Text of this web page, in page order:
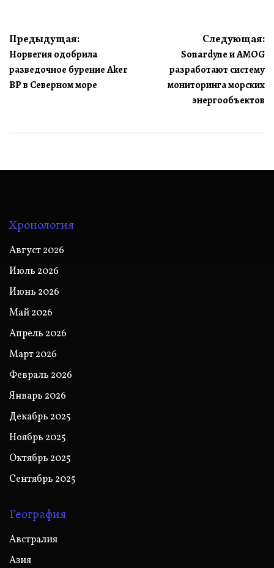
Навигация
по
записям
Предыдущая:
Норвегия одобрила
разведочное бурение Aker
BP в Северном море
Следующая:
Sonardyne и AMOG
разработают систему
мониторинга морских
энергообъектов
Хронология
Август 2026
Июль 2026
Июнь 2026
Май 2026
Апрель 2026
Март 2026
Февраль 2026
Январь 2026
Декабрь 2025
Ноябрь 2025
Октябрь 2025
Сентябрь 2025
География
Австралия
Азия